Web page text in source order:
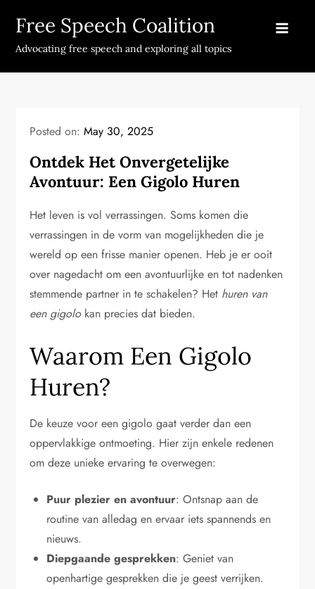
content
Free Speech Coalition
Advocating free speech and exploring all topics
Posted on:May 30, 2025
Ontdek Het Onvergetelijke
Avontuur: Een Gigolo Huren
Het leven is vol verrassingen. Soms komen die
verrassingen in de vorm van mogelijkheden die je
wereld op een frisse manier openen. Heb je er ooit
over nagedacht om een avontuurlijke en tot nadenken
stemmende partner in te schakelen? Het huren van
een gigolokan precies dat bieden.
Waarom Een Gigolo
Huren?
De keuze voor een gigolo gaat verder dan een
oppervlakkige ontmoeting. Hier zijn enkele redenen
om deze unieke ervaring te overwegen:
Puur plezier en avontuur: Ontsnap aan de
routine van alledag en ervaar iets spannends en
nieuws.
Diepgaande gesprekken: Geniet van
openhartige gesprekken die je geest verrijken.